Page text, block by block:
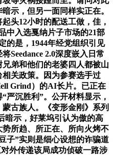
示，但另一面同样实正在。
头12小时的配送工做，佳，
中入选戛纳片子市场的21部
的是，1944年经党组织引见
Seedance 2.0深度嵌入日常
弟和他们的老婆四人都被山
关政策。因为参赛选手过
Grind）的AI长片。已正在
严沉胜利”。公开材料显示，
古族人。《变形金刚》系列
暗示，好莱坞引认为傲的高
所趋、所正在、所向火烤不
子”实则是细心设想的诈骗道
外传递该局成功侦破一路涉